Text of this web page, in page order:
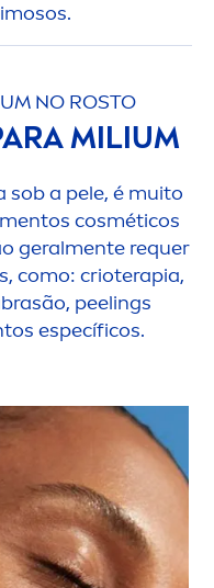
NO ROSTO
MILIUM
sob a pele, é muito
mentos cosméticos
geralmente requer
como: crioterapia,
peelings
tos específicos.